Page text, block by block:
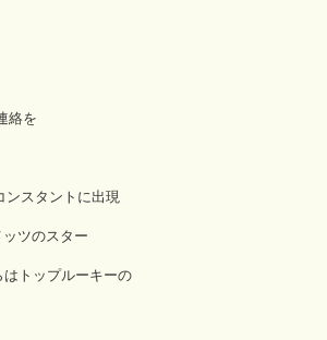
絡を
スタントに出現
ツのスター
ップルーキーの